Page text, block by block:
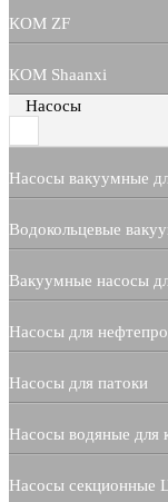
КОМ ZF
КОМ Shaanxi
Насосы
Насосы вакуумные
Водокольцевые
Вакуумные насосы
Насосы для
Насосы для патоки
Насосы водяные для
Насосы